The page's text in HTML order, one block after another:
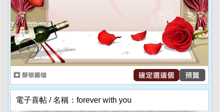
電子喜帖 / 名稱：forever with you